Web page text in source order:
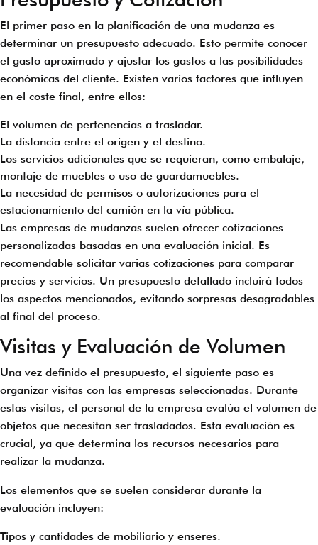
El primer paso en la planificación de una mudanza es
determinar un presupuesto adecuado. Esto permite conocer
el gasto aproximado y ajustar los gastos a las posibilidades
económicas del cliente. Existen varios factores que influyen
en el coste final, entre ellos:
El volumen de pertenencias a trasladar.
La distancia entre el origen y el destino.
Los servicios adicionales que se requieran, como embalaje,
montaje de muebles o uso de guardamuebles.
La necesidad de permisos o autorizaciones para el
estacionamiento del camión en la vía pública.
Las empresas de mudanzas suelen ofrecer cotizaciones
personalizadas basadas en una evaluación inicial. Es
recomendable solicitar varias cotizaciones para comparar
precios y servicios. Un presupuesto detallado incluirá todos
los aspectos mencionados, evitando sorpresas desagradables
al final del proceso.
Visitas y Evaluación de Volumen
Una vez definido el presupuesto, el siguiente paso es
organizar visitas con las empresas seleccionadas. Durante
estas visitas, el personal de la empresa evalúa el volumen de
objetos que necesitan ser trasladados. Esta evaluación es
crucial, ya que determina los recursos necesarios para
realizar la mudanza.
Los elementos que se suelen considerar durante la
evaluación incluyen:
Tipos y cantidades de mobiliario y enseres.